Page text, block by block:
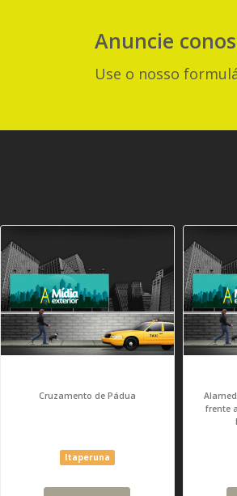
Anuncie
Use o nosso
Cruzamento de Pádua
Itaperuna
frente